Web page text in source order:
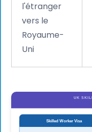
l'étranger
vers le
Royaume-
Uni